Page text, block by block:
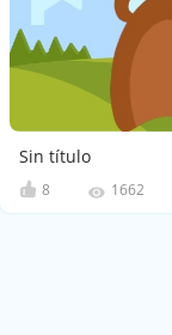
Sin título
8 1662